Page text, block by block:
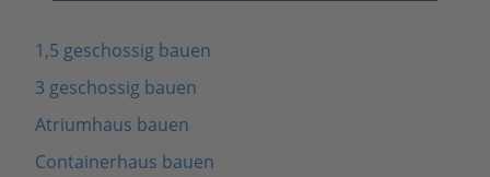
1,5 geschossig bauen
3 geschossig bauen
Atriumhaus bauen
Containerhaus bauen